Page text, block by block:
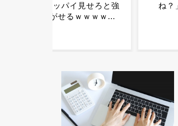
wwww
ね？」→結果ｗｗｗ...